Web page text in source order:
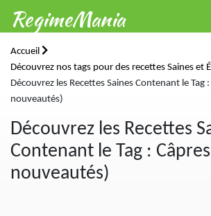
RegimeMania
Accueil
Découvrez nos tags pour des recettes Saines et
Découvrez les Recettes Saines Contenant le Tag
nouveautés)
Découvrez les Recettes
Contenant le Tag :
nouveautés)